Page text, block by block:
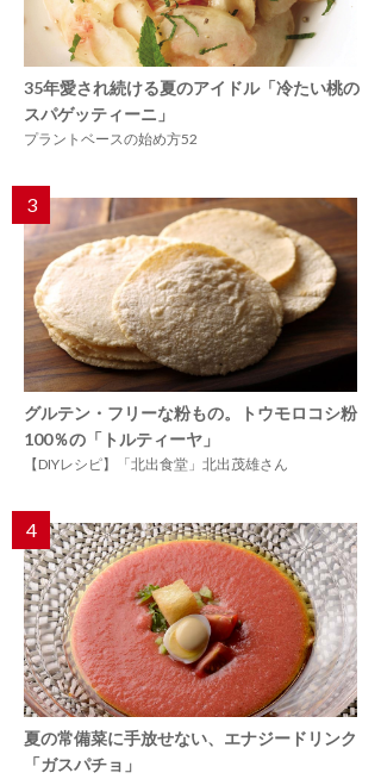
35年愛され続ける夏のアイドル「冷たい桃の
スパゲッティーニ」
プラントベースの始め方52
3
グルテン・フリーな粉もの。トウモロコシ粉
100％の「トルティーヤ」
【DIYレシピ】「北出食堂」北出茂雄さん
4
夏の常備菜に手放せない、エナジードリンク
「ガスパチョ」